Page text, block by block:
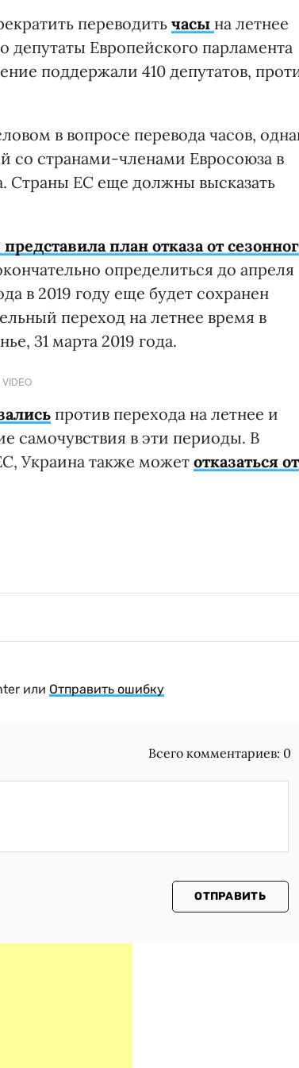
переводить часы на летнее
депутаты Европейского парламента
поддержали 410 депутатов,
в вопросе перевода часов,
со странами-членами Евросоюза в
Страны ЕС еще должны высказать
план отказа от
определиться до апреля
в 2019 году еще будет сохранен
переход на летнее время в
31 марта 2019 года.
против перехода на летнее и
самочувствия в эти периоды. В
Украина также можетотказаться от
или Отправить ошибку
Всего комментариев: 0
ОТПРАВИТЬ